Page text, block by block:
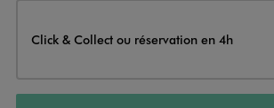
Click & Collect ou réservation en 4h